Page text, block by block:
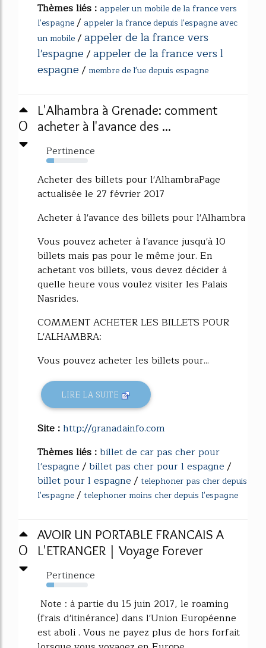
Thèmes liés : appeler un mobile de la france vers
l'espagne/ appeler la france depuis l'espagne avec
un mobile/appeler de la france vers
l'espagne/appeler de la france vers l
espagne/ membre de l'ue depuis espagne
0
L'Alhambra à Grenade: comment
acheter à l'avance des ...
Pertinence
19%
Acheter des billets pour l'AlhambraPage
actualisée le 27 février 2017
Acheter à l'avance des billets pour l'Alhambra
Vous pouvez acheter à l'avance jusqu'à 10
billets mais pas pour le même jour. En
achetant vos billets, vous devez décider à
quelle heure vous voulez visiter les Palais
Nasrides.
COMMENT ACHETER LES BILLETS POUR
L'ALHAMBRA:
Vous pouvez acheter les billets pour...
LIRE LA SUITE
Site :http://granadainfo.com
Thèmes liés :billet de car pas cher pour
l'espagne/billet pas cher pour l espagne/
billet pour l espagne/ telephoner pas cher depuis
l'espagne/ telephoner moins cher depuis l'espagne
0
AVOIR UN PORTABLE FRANCAIS A
L'ETRANGER | Voyage Forever
Pertinence
19%
Note : à partie du 15 juin 2017, le roaming
(frais d'itinérance) dans l'Union Européenne
est aboli . Vous ne payez plus de hors forfait